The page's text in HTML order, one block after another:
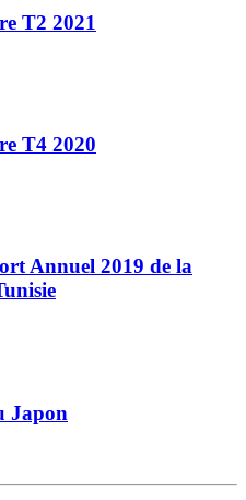
T2 2021
T4 2020
Annuel 2019 de la
Japon